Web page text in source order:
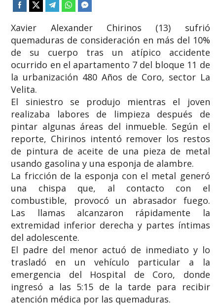
​Xavier Alexander Chirinos (13) sufrió
quemaduras de consideración en más del 10%
de su cuerpo tras un atípico accidente
ocurrido en el apartamento 7 del bloque 11 de
la urbanización 480 Años de Coro, sector La
Velita.
​El siniestro se produjo mientras el joven
realizaba labores de limpieza después de
pintar algunas áreas del inmueble. Según el
reporte, Chirinos intentó remover los restos
de pintura de aceite de una pieza de metal
usando gasolina y una esponja de alambre.
​La fricción de la esponja con el metal generó
una chispa que, al contacto con el
combustible, provocó un abrasador fuego.
Las llamas alcanzaron rápidamente la
extremidad inferior derecha y partes íntimas
del adolescente.
​El padre del menor actuó de inmediato y lo
trasladó en un vehículo particular a la
emergencia del Hospital de Coro, donde
ingresó a las 5:15 de la tarde para recibir
atención médica por las quemaduras.